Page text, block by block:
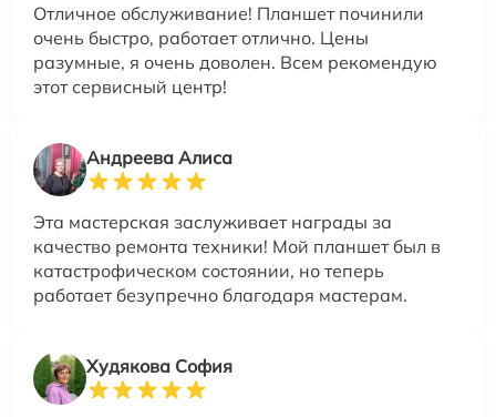
Отличное обслуживание! Планшет починили
очень быстро, работает отлично. Цены
разумные, я очень доволен. Всем рекомендую
этот сервисный центр!
Андреева Алиса
Эта мастерская заслуживает награды за
качество ремонта техники! Мой планшет был в
катастрофическом состоянии, но теперь
работает безупречно благодаря мастерам.
Худякова София